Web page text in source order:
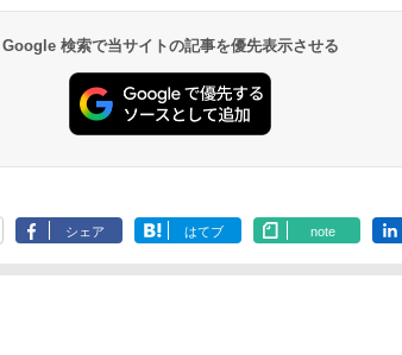
Google 検索で当サイトの記事を優先表示させる
シェア はてブ note